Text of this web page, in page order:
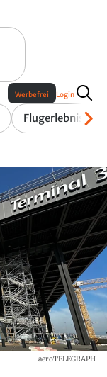
Flugerlebnis
Werbefrei Login
aeroTELEGRAPH